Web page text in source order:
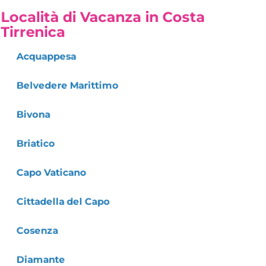
Località di Vacanza in Costa
Tirrenica
Acquappesa
Belvedere Marittimo
Bivona
Briatico
Capo Vaticano
Cittadella del Capo
Cosenza
Diamante